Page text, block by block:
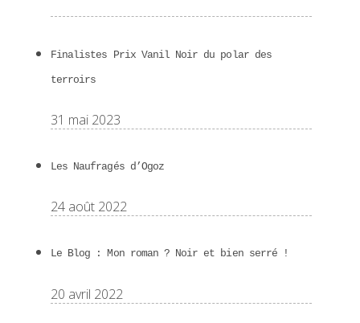
Finalistes Prix Vanil Noir du polar des
terroirs
31 mai 2023
Les Naufragés d’Ogoz
24 août 2022
Le Blog : Mon roman ? Noir et bien serré !
20 avril 2022